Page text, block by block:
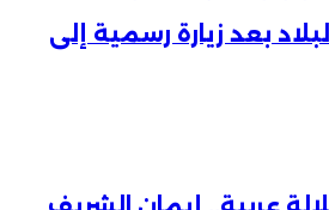
بعد زيارة رسمية إلى